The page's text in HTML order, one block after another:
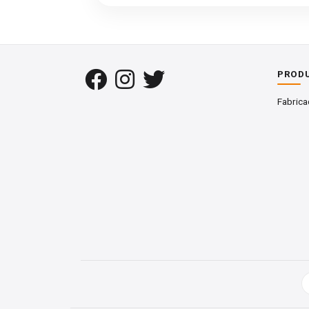
Ancho mínimo:
No existe límite en la cantidad de